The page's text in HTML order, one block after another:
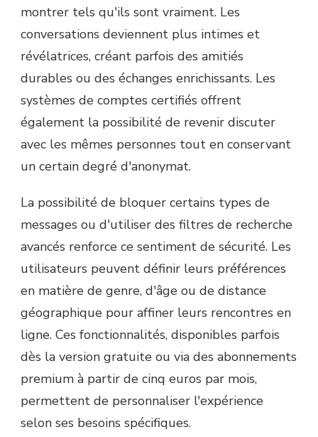
montrer tels qu'ils sont vraiment. Les
conversations deviennent plus intimes et
révélatrices, créant parfois des amitiés
durables ou des échanges enrichissants. Les
systèmes de comptes certifiés offrent
également la possibilité de revenir discuter
avec les mêmes personnes tout en conservant
un certain degré d'anonymat.
La possibilité de bloquer certains types de
messages ou d'utiliser des filtres de recherche
avancés renforce ce sentiment de sécurité. Les
utilisateurs peuvent définir leurs préférences
en matière de genre, d'âge ou de distance
géographique pour affiner leurs rencontres en
ligne. Ces fonctionnalités, disponibles parfois
dès la version gratuite ou via des abonnements
premium à partir de cinq euros par mois,
permettent de personnaliser l'expérience
selon ses besoins spécifiques.